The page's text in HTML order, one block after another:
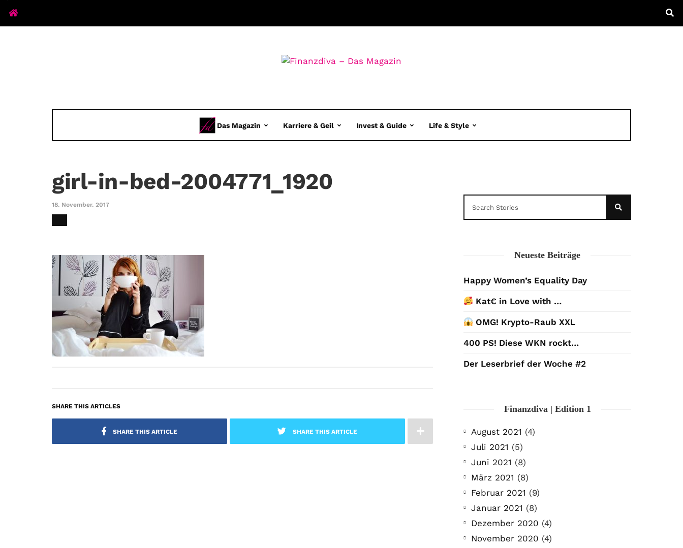
Das Magazin Karriere & Geil Invest & Guide Life & Style
girl-in-bed-2004771_1920
18. November. 2017
SHARE THIS ARTICLES
SHARE THIS ARTICLE SHARE THIS ARTICLE
Neueste Beiträge
Happy Women’s Equality Day
Kat€ in Love with …
OMG! Krypto-Raub XXL
400 PS! Diese WKN rockt…
Der Leserbrief der Woche #2
Finanzdiva | Edition 1
August 2021 (4)
Juli 2021 (5)
Juni 2021 (8)
März 2021 (8)
Februar 2021 (9)
Januar 2021 (8)
Dezember 2020 (4)
November 2020 (4)